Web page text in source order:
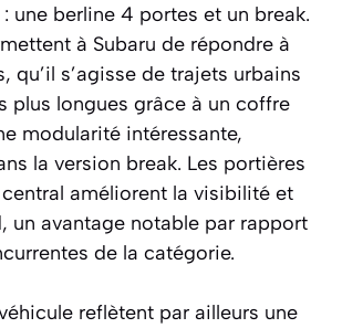
une berline 4 portes et un break.
à Subaru de répondre à
qu’il s’agisse de trajets urbains
plus longues grâce à un coffre
modularité intéressante,
la version break. Les portières
améliorent la visibilité et
un avantage notable par rapport
de la catégorie.
reflètent par ailleurs une